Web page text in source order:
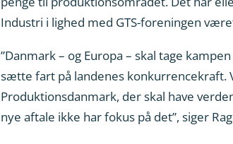
Industri i lighed med GTS-foreningen
”Danmark – og Europa – skal tage
sætte fart på landenes konkurrencekraft.
Produktionsdanmark, der skal have
nye aftale ikke har fokus på det”, siger